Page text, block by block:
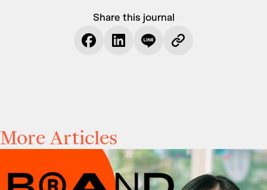
Share this journal
More Articles